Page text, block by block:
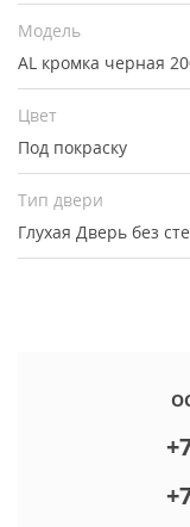
Модель
AL кромка черная
Цвет
Под покраску
Тип двери
Глухая Дверь без